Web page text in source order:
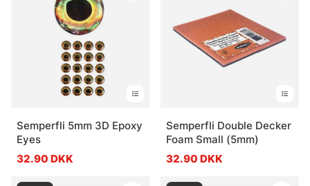
Semperfli 5mm 3D Epoxy
Eyes
32.90 DKK
Semperfli Double Decker
Foam Small (5mm)
32.90 DKK